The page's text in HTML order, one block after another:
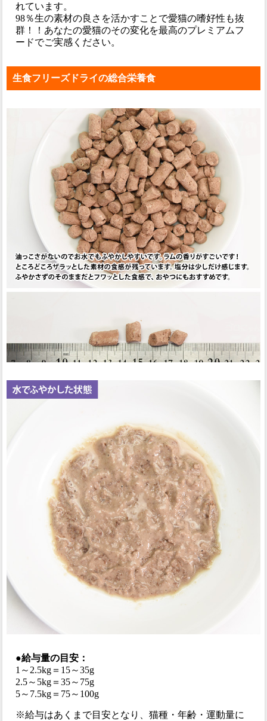
れています。
98％生の素材の良さを活かすことで愛猫の嗜好性も抜
群！！あなたの愛猫のその変化を最高のプレミアムフ
ードでご実感ください。
生食フリーズドライの総合栄養食
●給与量の目安：
1～2.5kg＝15～35g
2.5～5kg＝35～75g
5～7.5kg＝75～100g
※給与はあくまで目安となり、猫種・年齢・運動量に